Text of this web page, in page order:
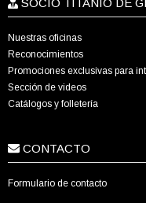
Nuestras oficinas
Reconocimientos
Promociones exclusivas para
Sección de videos
Catálogos y folletería
CONTACTO
Formulario de contacto